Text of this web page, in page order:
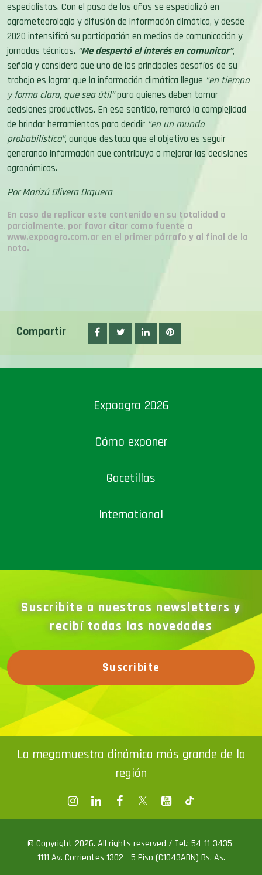
especialistas. Con el paso de los años se especializó en
agrometeorología y difusión de información climática, y desde
2020 intensificó su participación en medios de comunicación y
jornadas técnicas. “Me despertó el interés en comunicar”,
señala y considera que uno de los principales desafíos de su
trabajo es lograr que la información climática llegue “en tiempo
y forma clara, que sea útil”para quienes deben tomar
decisiones productivas. En ese sentido, remarcó la complejidad
de brindar herramientas para decidir “en un mundo
probabilístico”, aunque destaca que el objetivo es seguir
generando información que contribuya a mejorar las decisiones
agronómicas.
Por Marizú Olivera Orquera
En caso de replicar este contenido en su totalidad o
parcialmente, por favor citar como fuente a
www.expoagro.com.ar en el primer párrafo y al final de la
nota.
Compartir
Expoagro 2026
Cómo exponer
Gacetillas
International
Suscribite a nuestros newsletters y
recibí todas las novedades
Suscribite
La megamuestra dinámica más grande de la
región
© Copyright 2026. All rights reserved / Tel.: 54-11-3435-
1111 Av. Corrientes 1302 - 5 Piso (C1043ABN) Bs. As.